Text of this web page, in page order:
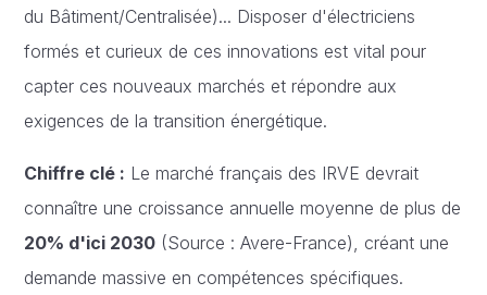
du Bâtiment/Centralisée)... Disposer d'électriciens
formés et curieux de ces innovations est vital pour
capter ces nouveaux marchés et répondre aux
exigences de la transition énergétique.
Chiffre clé : Le marché français des IRVE devrait
connaître une croissance annuelle moyenne de plus de
20% d'ici 2030 (Source : Avere-France), créant une
demande massive en compétences spécifiques.